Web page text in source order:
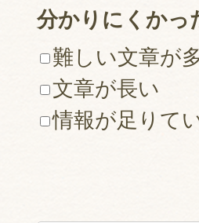
分かりにくかっ
難しい文章が
文章が長い
情報が足りて